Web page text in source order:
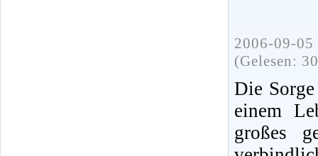
2006-09-
(Gelesen:
Die
einem
großes